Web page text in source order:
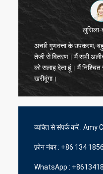
सर्वश्रेष्ठ
व्यक्ति से संपर्क करें : Amy
फ़ोन नंबर : +86 134
WhatsApp :